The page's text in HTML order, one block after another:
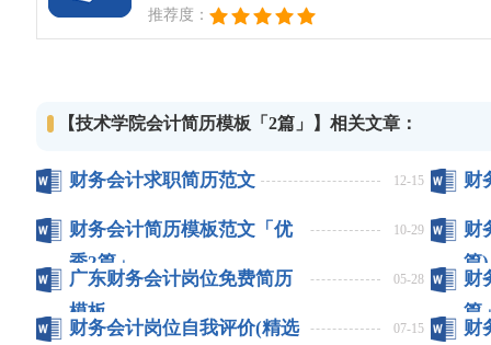
推荐度：
【技术学院会计简历模板「2篇」】相关文章：
财务会计求职简历范文 12-15 财
财务会计简历模板范文「优
秀2篇」
10-29
财
篇)
广东财务会计岗位免费简历
模板
05-28
财
篇
财务会计岗位自我评价(精选
07-15 财